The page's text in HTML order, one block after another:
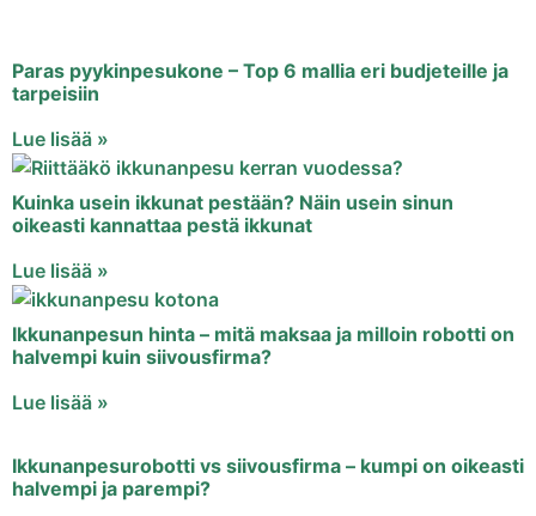
Paras pyykinpesukone – Top 6 mallia eri budjeteille ja
tarpeisiin
Lue lisää »
Kuinka usein ikkunat pestään? Näin usein sinun
oikeasti kannattaa pestä ikkunat
Lue lisää »
Ikkunanpesun hinta – mitä maksaa ja milloin robotti on
halvempi kuin siivousfirma?
Lue lisää »
Ikkunanpesurobotti vs siivousfirma – kumpi on oikeasti
halvempi ja parempi?